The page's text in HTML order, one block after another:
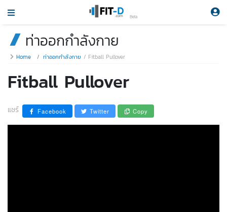
Beta
ท่าออกกำลังกาย
Home ท่าออกกำลังกาย Fitball Pullover
Fitball Pullover
แชร์ Facebook Twitter Copy